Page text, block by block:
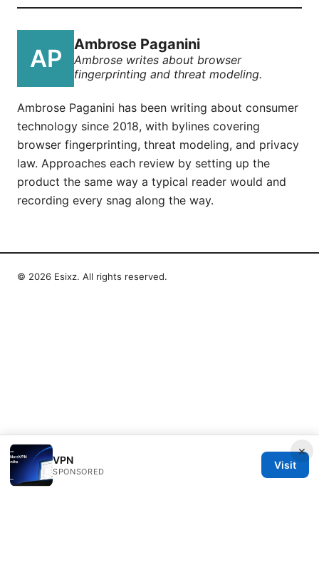
Ambrose Paganini
Ambrose writes about browser
fingerprinting and threat modeling.
Ambrose Paganini has been writing about consumer
technology since 2018, with bylines covering
browser fingerprinting, threat modeling, and privacy
law. Approaches each review by setting up the
product the same way a typical reader would and
recording every snag along the way.
×
VPN
SPONSORED
Visit
© 2026 Esixz. All rights reserved.